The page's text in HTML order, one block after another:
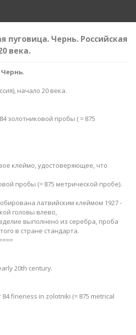
пуговица. Чернь. Российская
века.
Чернь.
начало 20 века.
золотниковой пробы ( = 875
клеймо, удостоверяющее, что
пробы (= 875 метрической пробе).
латвийским клеймом 1927 -
головы влево,
выполнено из серебра, проба
в стране стандарта.
20th century.
fineness in zolotniki (= 875 metrical